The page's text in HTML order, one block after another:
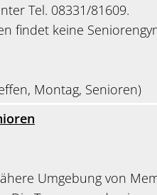
Tel. 08331/81609.
findet keine
Montag, Senioren)
Umgebung von